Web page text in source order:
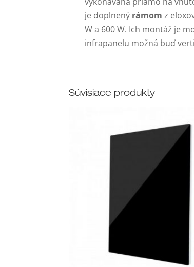
je doplnený rámom z
W a 600 W. Ich montáž je
infrapanelu možná buď
Súvisiace produkty